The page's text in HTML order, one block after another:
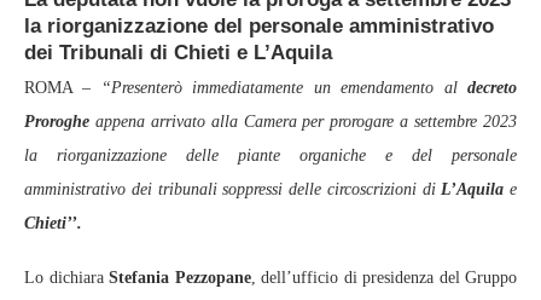
la riorganizzazione del personale amministrativo
dei Tribunali di Chieti e L’Aquila
ROMA – “Presenterò immediatamente un emendamento aldecreto
Proroghe appena arrivato alla Camera per prorogare a settembre 2023
la riorganizzazione delle piante organiche e del personale
amministrativo dei tribunali soppressi delle circoscrizioni di L’Aquila e
Chieti’’.
Lo dichiara Stefania Pezzopane, dell’ufficio di presidenza del Gruppo